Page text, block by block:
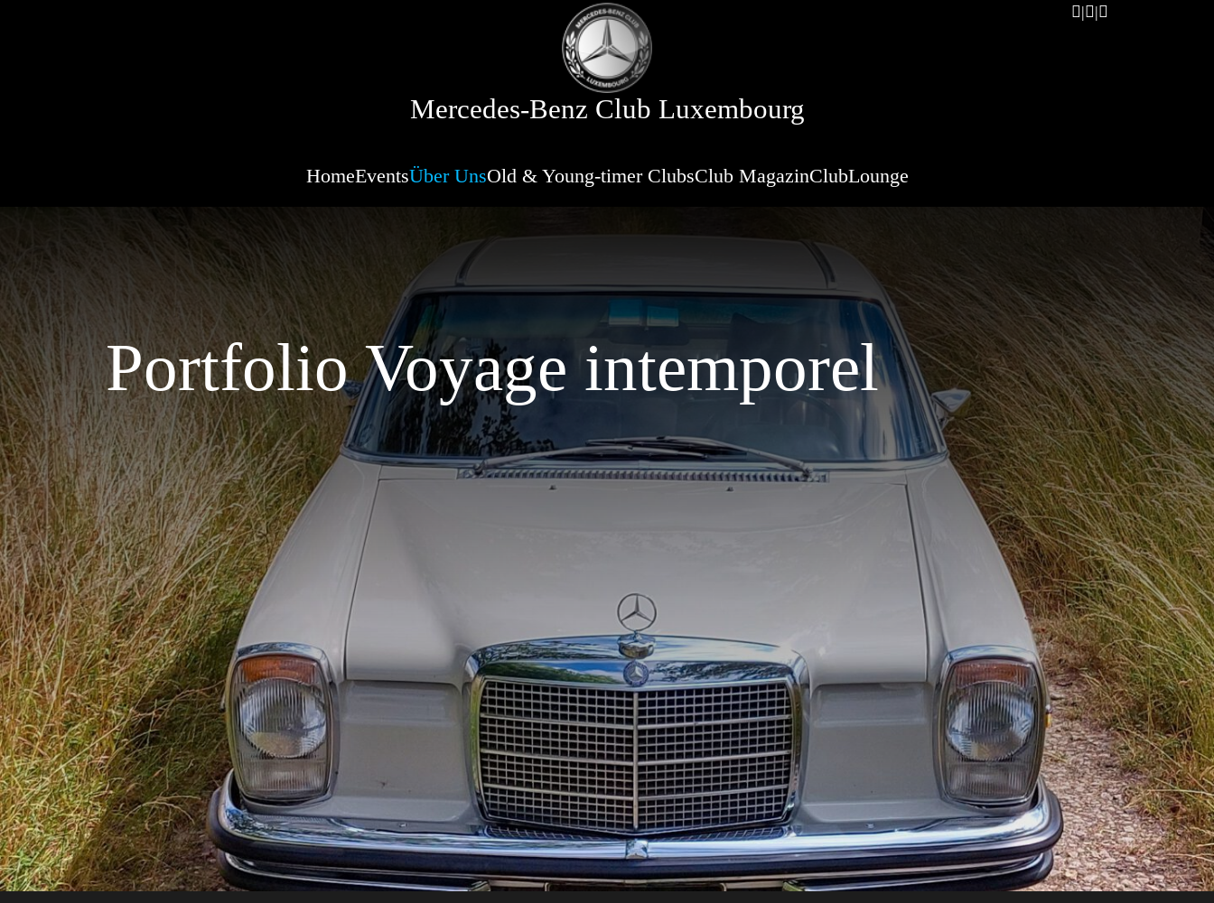
Mercedes-Benz Club Luxembourg
HomeEventsÜber UnsOld & Young-timer ClubsClub MagazinClubLounge
Portfolio Voyage intemporel